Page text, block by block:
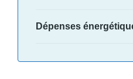
Dépenses